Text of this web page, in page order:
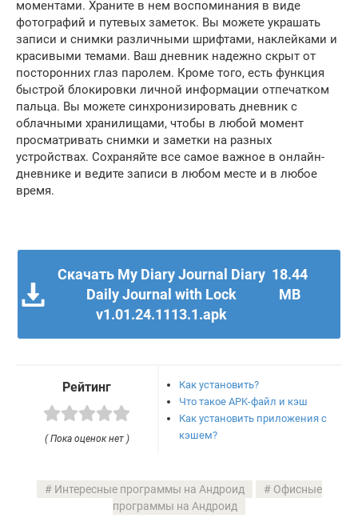
моментами. Храните в нем воспоминания в виде
фотографий и путевых заметок. Вы можете украшать
записи и снимки различными шрифтами, наклейками и
красивыми темами. Ваш дневник надежно скрыт от
посторонних глаз паролем. Кроме того, есть функция
быстрой блокировки личной информации отпечатком
пальца. Вы можете синхронизировать дневник с
облачными хранилищами, чтобы в любой момент
просматривать снимки и заметки на разных
устройствах. Сохраняйте все самое важное в онлайн-
дневнике и ведите записи в любом месте и в любое
время.
Скачать My Diary Journal Diary
Daily Journal with Lock
v1.01.24.1113.1.apk
18.44
MB
Рейтинг
( Пока оценок нет )
Как установить?
Что такое APK-файл и кэш
Как установить приложения с
кэшем?
Интересные программы на Андроид
Офисные
программы на Андроид